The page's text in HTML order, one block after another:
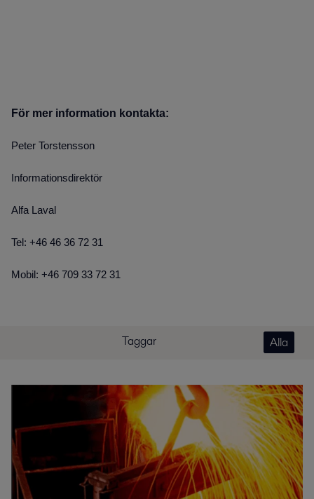
För mer information kontakta:
Peter Torstensson
Informationsdirektör
Alfa Laval
Tel: +46 46 36 72 31
Mobil: +46 709 33 72 31
Taggar Alla